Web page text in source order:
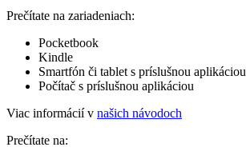
Prečítate na zariadeniach:
Pocketbook
Kindle
Smartfón či tablet s príslušnou aplikáciou
Počítač s príslušnou aplikáciou
Viac informácií v našich návodoch
Prečítate na: